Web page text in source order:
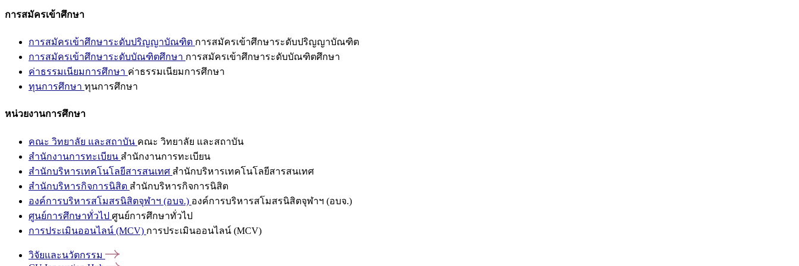
การสมัครเข้าศึกษา
การสมัครเข้าศึกษาระดับปริญญาบัณฑิต การสมัครเข้าศึกษาระดับปริญญาบัณฑิต
การสมัครเข้าศึกษาระดับบัณฑิตศึกษา การสมัครเข้าศึกษาระดับบัณฑิตศึกษา
ค่าธรรมเนียมการศึกษา ค่าธรรมเนียมการศึกษา
ทุนการศึกษา ทุนการศึกษา
หน่วยงานการศึกษา
คณะ วิทยาลัย และสถาบัน คณะ วิทยาลัย และสถาบัน
สำนักงานการทะเบียน สำนักงานการทะเบียน
สำนักบริหารเทคโนโลยีสารสนเทศ สำนักบริหารเทคโนโลยีสารสนเทศ
สำนักบริหารกิจการนิสิต สำนักบริหารกิจการนิสิต
องค์การบริหารสโมสรนิสิตจุฬาฯ (อบจ.) องค์การบริหารสโมสรนิสิตจุฬาฯ (อบจ.)
ศูนย์การศึกษาทั่วไป ศูนย์การศึกษาทั่วไป
การประเมินออนไลน์ (MCV) การประเมินออนไลน์ (MCV)
วิจัยและนวัตกรรม